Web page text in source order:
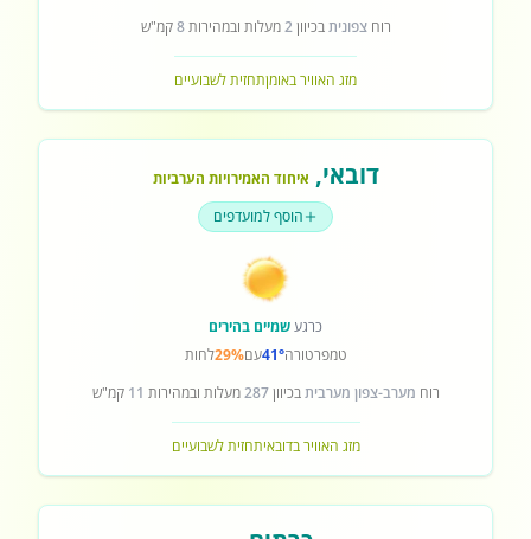
רוחצפוניתבכיוון2מעלות ובמהירות8קמ"ש
מזג האוויר באומןתחזית לשבועיים
דובאי, איחוד האמירויות הערביות
הוסף למועדפים
כרגעשמיים בהירים
טמפרטורה41°עם29%לחות
רוח מערב-צפון מערביתבכיוון287מעלות ובמהירות 11 קמ"ש
מזג האוויר בדובאיתחזית לשבועיים